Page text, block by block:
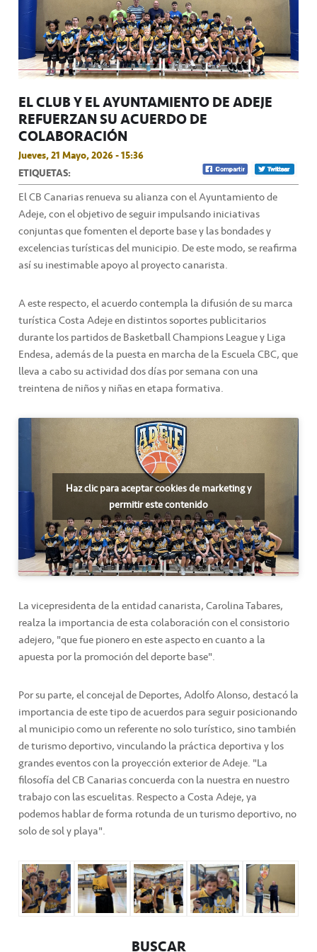
EL CLUB Y EL AYUNTAMIENTO DE ADEJE
REFUERZAN SU ACUERDO DE
COLABORACIÓN
Jueves, 21 Mayo, 2026 - 15:36
ETIQUETAS:
El CB Canarias renueva su alianza con el Ayuntamiento de
Adeje, con el objetivo de seguir impulsando iniciativas
conjuntas que fomenten el deporte base y las bondades y
excelencias turísticas del municipio. De este modo, se reafirma
así su inestimable apoyo al proyecto canarista.
A este respecto, el acuerdo contempla la difusión de su marca
turística Costa Adeje en distintos soportes publicitarios
durante los partidos de Basketball Champions League y Liga
Endesa, además de la puesta en marcha de la Escuela CBC, que
lleva a cabo su actividad dos días por semana con una
treintena de niños y niñas en etapa formativa.
Haz clic para aceptar cookies de marketing y
permitir este contenido
La vicepresidenta de la entidad canarista, Carolina Tabares,
realza la importancia de esta colaboración con el consistorio
adejero, "que fue pionero en este aspecto en cuanto a la
apuesta por la promoción del deporte base".
Por su parte, el concejal de Deportes, Adolfo Alonso, destacó la
importancia de este tipo de acuerdos para seguir posicionando
al municipio como un referente no solo turístico, sino también
de turismo deportivo, vinculando la práctica deportiva y los
grandes eventos con la proyección exterior de Adeje. "La
filosofía del CB Canarias concuerda con la nuestra en nuestro
trabajo con las escuelitas. Respecto a Costa Adeje, ya
podemos hablar de forma rotunda de un turismo deportivo, no
solo de sol y playa".
BUSCAR